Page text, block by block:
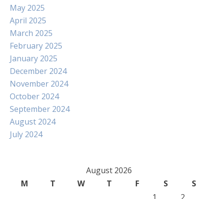
May 2025
April 2025
March 2025
February 2025
January 2025
December 2024
November 2024
October 2024
September 2024
August 2024
July 2024
August 2026
M
T W T F S
S